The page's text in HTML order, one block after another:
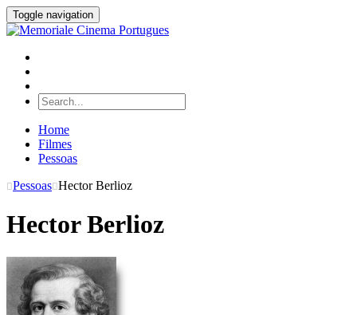
Toggle navigation
Home
Filmes
Pessoas
Pessoas Hector Berlioz
Hector Berlioz